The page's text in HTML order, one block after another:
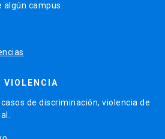
algún campus.
VIOLENCIA
de discriminación, violencia de